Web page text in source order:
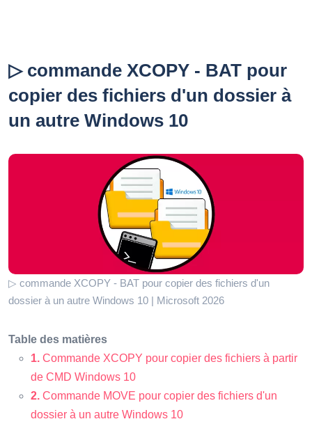
▷ commande XCOPY - BAT pour
copier des fichiers d'un dossier à
un autre Windows 10
▷ commande XCOPY - BAT pour copier des fichiers d'un
dossier à un autre Windows 10 | Microsoft 2026
Table des matières
1. Commande XCOPY pour copier des fichiers à partir
de CMD Windows 10
2. Commande MOVE pour copier des fichiers d'un
dossier à un autre Windows 10